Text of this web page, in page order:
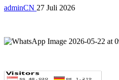
adminCN 27 Juli 2026